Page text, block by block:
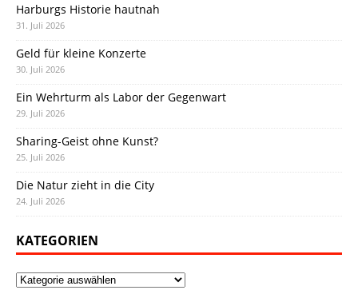
Harburgs Historie hautnah
31. Juli 2026
Geld für kleine Konzerte
30. Juli 2026
Ein Wehrturm als Labor der Gegenwart
29. Juli 2026
Sharing-Geist ohne Kunst?
25. Juli 2026
Die Natur zieht in die City
24. Juli 2026
KATEGORIEN
Kategorien